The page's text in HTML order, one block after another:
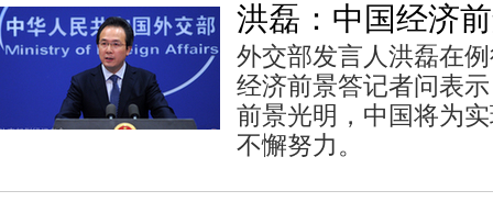
洪磊：中国经济
外交部发言人洪磊在
经济前景答记者问表
前景光明，中国将为
不懈努力。